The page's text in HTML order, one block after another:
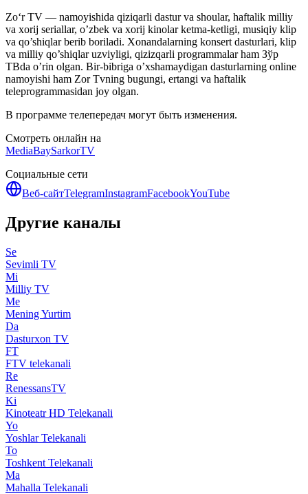
Zo‘r TV — namoyishida qiziqarli dastur va shoular, haftalik milliy
va xorij seriallar, o’zbek va xorij kinolar ketma-ketligi, musiqiy klip
va qo’shiqlar berib boriladi. Xonandalarning konsert dasturlari, klip
va milliy qo’shiqlar uzviyligi, qizizqarli programmalar ham Зўр
ТВda o’rin olgan. Bir-bibriga o’xshamaydigan dasturlarning online
namoyishi ham Zor Tvning bugungi, ertangi va haftalik
teleprogrammasidan joy olgan.
В программе телепередач могут быть изменения.
Смотреть онлайн на
MediaBaySarkorTV
Социальные сети
Веб-сайтTelegramInstagramFacebookYouTube
Другие каналы
Se
Sevimli TV
Mi
Milliy TV
Me
Mening Yurtim
Da
Dasturxon TV
FT
FTV telekanali
Re
RenessansTV
Ki
Kinoteatr HD Telekanali
Yo
Yoshlar Telekanali
To
Toshkent Telekanali
Ma
Mahalla Telekanali